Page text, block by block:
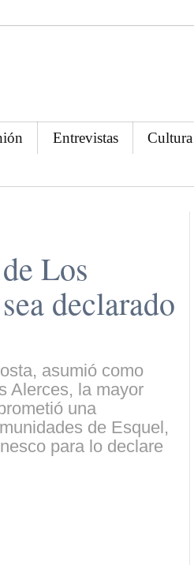
Entrevistas Cultura
Los
declarado
asumió como
Alerces, la mayor
una
de Esquel,
para lo declare